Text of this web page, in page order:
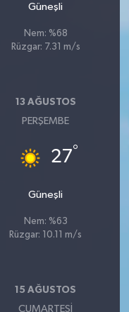
Güneşli
Nem: %68
Rüzgar: 7.31 m/s
13 AĞUSTOS
PERŞEMBE
27°
Güneşli
Nem: %63
Rüzgar: 10.11 m/s
15 AĞUSTOS
CUMARTESI